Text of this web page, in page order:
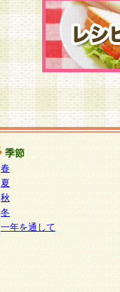
季節
春
夏
秋
冬
一年を通して